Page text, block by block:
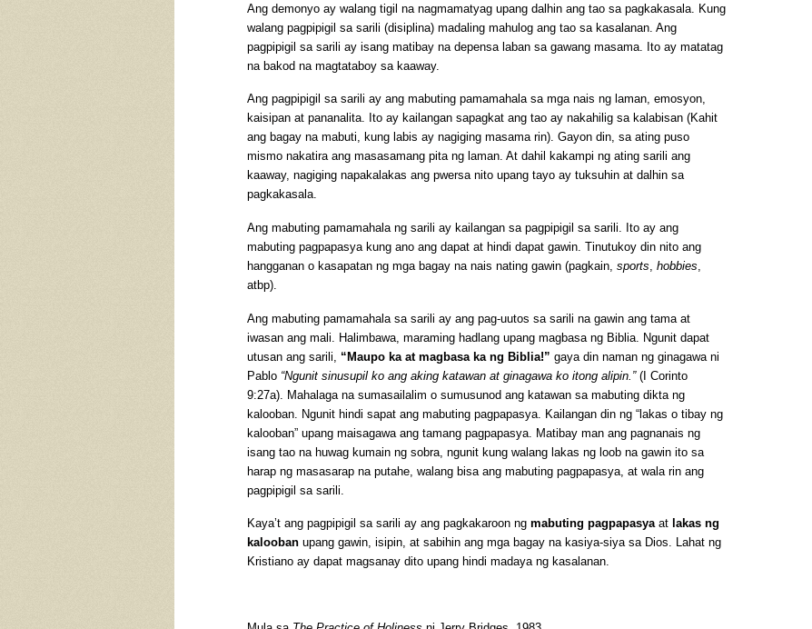
Ang demonyo ay walang tigil na nagmamatyag upang dalhin ang tao sa pagkakasala. Kung
walang pagpipigil sa sarili (disiplina) madaling mahulog ang tao sa kasalanan. Ang
pagpipigil sa sarili ay isang matibay na depensa laban sa gawang masama. Ito ay matatag
na bakod na magtataboy sa kaaway.
Ang pagpipigil sa sarili ay ang mabuting pamamahala sa mga nais ng laman, emosyon,
kaisipan at pananalita. Ito ay kailangan sapagkat ang tao ay nakahilig sa kalabisan (Kahit
ang bagay na mabuti, kung labis ay nagiging masama rin). Gayon din, sa ating puso
mismo nakatira ang masasamang pita ng laman. At dahil kakampi ng ating sarili ang
kaaway, nagiging napakalakas ang pwersa nito upang tayo ay tuksuhin at dalhin sa
pagkakasala.
Ang mabuting pamamahala ng sarili ay kailangan sa pagpipigil sa sarili. Ito ay ang
mabuting pagpapasya kung ano ang dapat at hindi dapat gawin. Tinutukoy din nito ang
hangganan o kasapatan ng mga bagay na nais nating gawin (pagkain, sports, hobbies,
atbp).
Ang mabuting pamamahala sa sarili ay ang pag-uutos sa sarili na gawin ang tama at
iwasan ang mali. Halimbawa, maraming hadlang upang magbasa ng Biblia. Ngunit dapat
utusan ang sarili, “Maupo ka at magbasa ka ng Biblia!” gaya din naman ng ginagawa ni
Pablo “Ngunit sinusupil ko ang aking katawan at ginagawa ko itong alipin.”(I Corinto
9:27a). Mahalaga na sumasailalim o sumusunod ang katawan sa mabuting dikta ng
kalooban. Ngunit hindi sapat ang mabuting pagpapasya. Kailangan din ng “lakas o tibay ng
kalooban” upang maisagawa ang tamang pagpapasya. Matibay man ang pagnanais ng
isang tao na huwag kumain ng sobra, ngunit kung walang lakas ng loob na gawin ito sa
harap ng masasarap na putahe, walang bisa ang mabuting pagpapasya, at wala rin ang
pagpipigil sa sarili.
Kaya’t ang pagpipigil sa sarili ay ang pagkakaroon ng mabuting pagpapasyaat lakas ng
kalooban upang gawin, isipin, at sabihin ang mga bagay na kasiya-siya sa Dios. Lahat ng
Kristiano ay dapat magsanay dito upang hindi madaya ng kasalanan.